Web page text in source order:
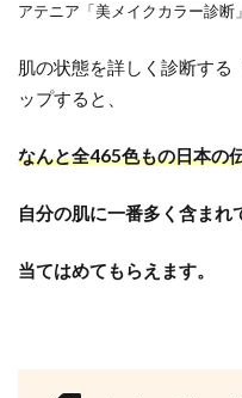
アテニア「美メイクカラー診断
肌の状態を詳しく診断する
ップすると、
なんと全465色もの日本の
自分の肌に一番多く含まれ
当てはめてもらえます。